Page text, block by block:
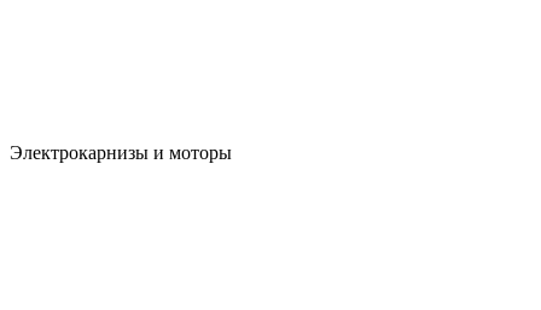
Электрокарнизы и моторы